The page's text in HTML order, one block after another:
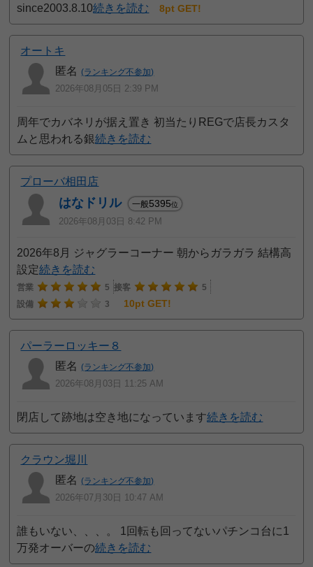
since2003.8.10続きを読む 8pt GET!
オートキ
匿名 (ランキング不参加)
2026年08月05日 2:39 PM
周年でカバネリが据え置き 初当たりREGで店長カスタ
ムと思われる銀続きを読む
プローバ相田店
はなドリル 一般5395位
2026年08月03日 8:42 PM
2026年8月 ジャグラーコーナー 朝からガラガラ 結構高
設定続きを読む
営業 5 接客
5
設備
3 10pt GET!
パーラーロッキー８
匿名 (ランキング不参加)
2026年08月03日 11:25 AM
閉店して跡地は空き地になっています続きを読む
クラウン堀川
匿名 (ランキング不参加)
2026年07月30日 10:47 AM
誰もいない、、、。 1回転も回ってないパチンコ台に1
万発オーバーの続きを読む